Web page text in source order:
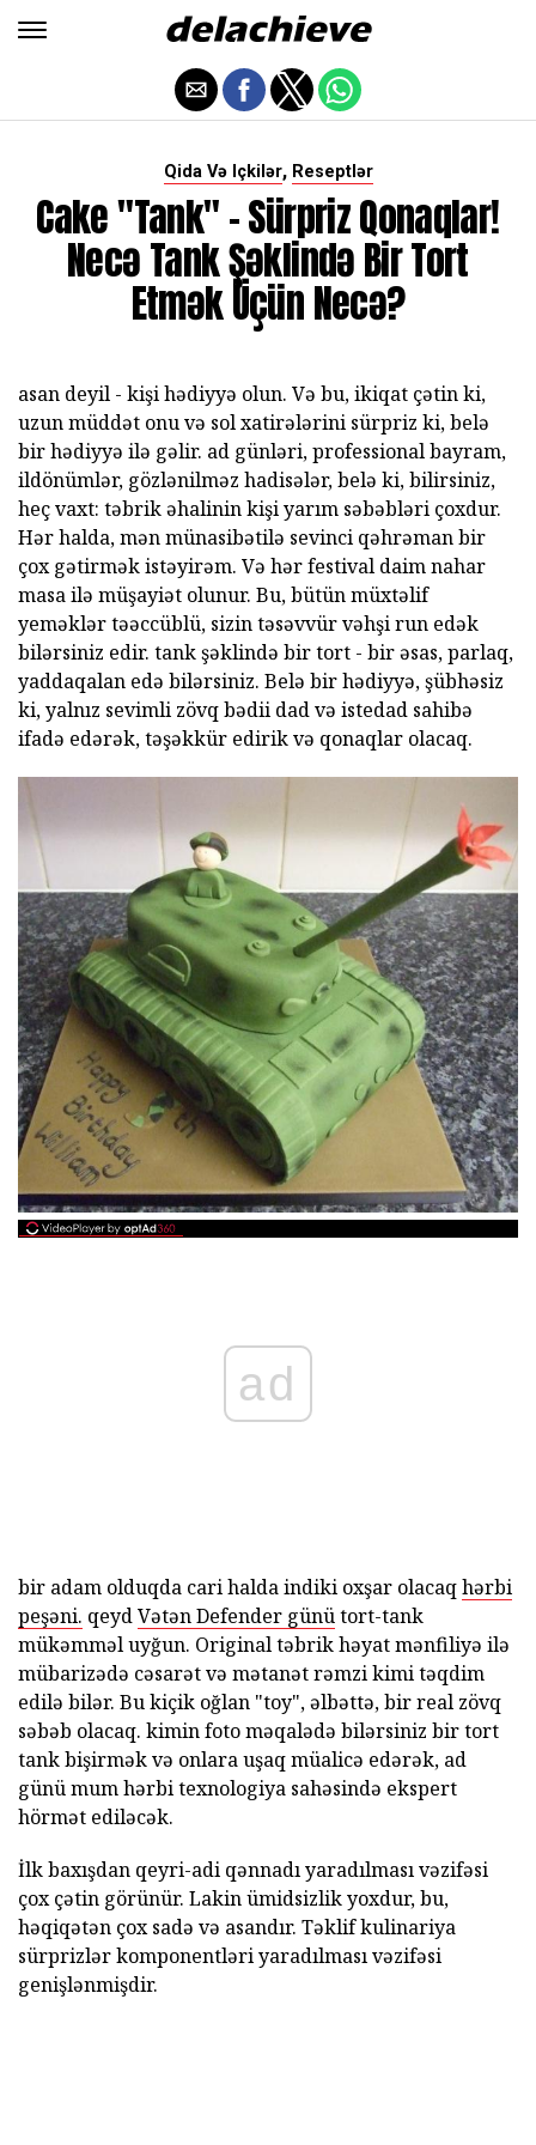
Qida Və Içkilər, Reseptlər
Cake "Tank" - Sürpriz Qonaqlar!
Necə Tank Şəklində Bir Tort
Etmək Üçün Necə?
asan deyil - kişi hədiyyə olun. Və bu, ikiqat çətin ki,
uzun müddət onu və sol xatirələrini sürpriz ki, belə
bir hədiyyə ilə gəlir. ad günləri, professional bayram,
ildönümlər, gözlənilməz hadisələr, belə ki, bilirsiniz,
heç vaxt: təbrik əhalinin kişi yarım səbəbləri çoxdur.
Hər halda, mən münasibətilə sevinci qəhrəman bir
çox gətirmək istəyirəm. Və hər festival daim nahar
masa ilə müşayiət olunur. Bu, bütün müxtəlif
yeməklər təəccüblü, sizin təsəvvür vəhşi run edək
bilərsiniz edir. tank şəklində bir tort - bir əsas, parlaq,
yaddaqalan edə bilərsiniz. Belə bir hədiyyə, şübhəsiz
ki, yalnız sevimli zövq bədii dad və istedad sahibə
ifadə edərək, təşəkkür edirik və qonaqlar olacaq.
ad
bir adam olduqda cari halda indiki oxşar olacaqhərbi
peşəni. qeydVətən Defender günütort-tank
mükəmməl uyğun. Original təbrik həyat mənfiliyə ilə
mübarizədə cəsarət və mətanət rəmzi kimi təqdim
edilə bilər. Bu kiçik oğlan "toy", əlbəttə, bir real zövq
səbəb olacaq. kimin foto məqalədə bilərsiniz bir tort
tank bişirmək və onlara uşaq müalicə edərək, ad
günü mum hərbi texnologiya sahəsində ekspert
hörmət ediləcək.
İlk baxışdan qeyri-adi qənnadı yaradılması vəzifəsi
çox çətin görünür. Lakin ümidsizlik yoxdur, bu,
həqiqətən çox sadə və asandır. Təklif kulinariya
sürprizlər komponentləri yaradılması vəzifəsi
genişlənmişdir.